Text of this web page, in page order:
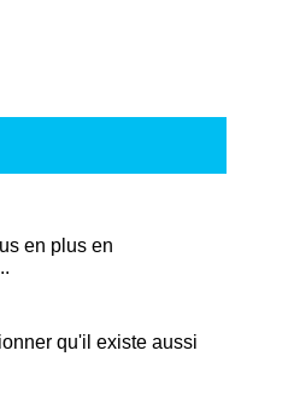
en plus en
qu'il existe aussi